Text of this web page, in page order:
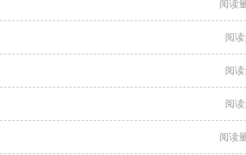
阅读
阅
阅
阅
阅读